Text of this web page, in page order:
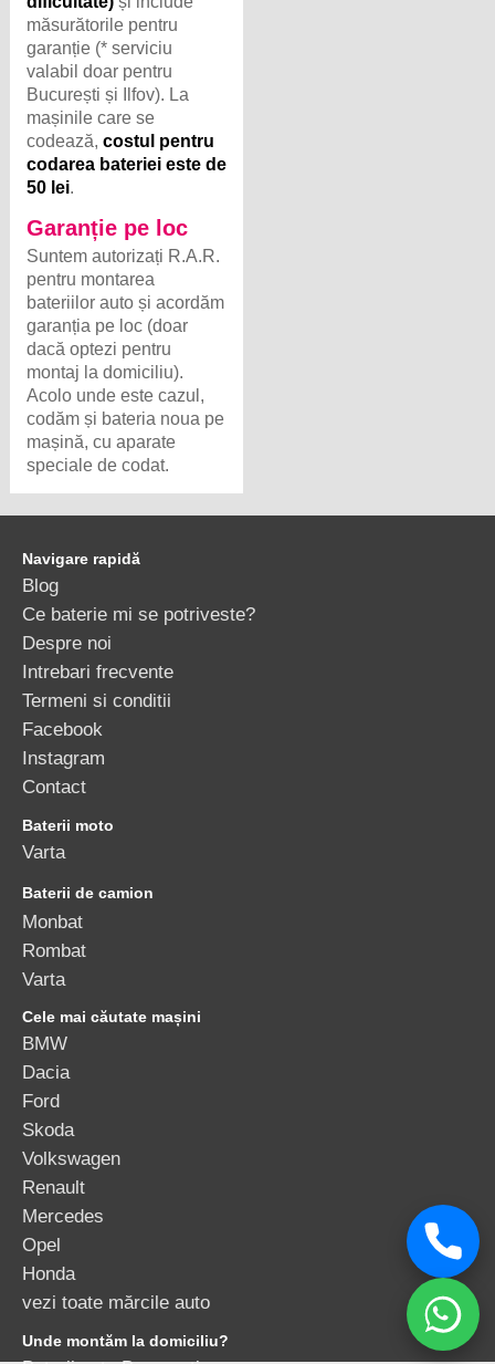
București și Ilfov). La
mașinile care se
codează, costul pentru
codarea bateriei este de
50 lei.
Garanție pe loc
Suntem autorizați R.A.R.
pentru montarea
bateriilor auto și acordăm
garanția pe loc (doar
dacă optezi pentru
montaj la domiciliu).
Acolo unde este cazul,
codăm și bateria noua pe
mașină, cu aparate
speciale de codat.
Navigare rapidă
Despre noi
Intrebari frecvente
Termeni si conditii
Facebook
Instagram
Contact
Varta
Varta
BMW
Dacia
Ford
Skoda
Volkswagen
Renault
Mercedes
Opel
Honda
vezi toate mărcile auto
Unde montăm la domiciliu?
Baterii auto București
Copyright © 2010-2026 - S.C. Amper Media S.R.L. |